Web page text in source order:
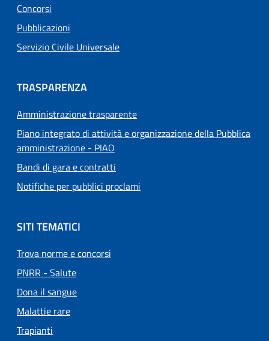
Concorsi
Pubblicazioni
Servizio Civile Universale
TRASPARENZA
Amministrazione trasparente
Piano integrato di attività e organizzazione della Pubblica
amministrazione - PIAO
Bandi di gara e contratti
Notifiche per pubblici proclami
SITI TEMATICI
Trova norme e concorsi
PNRR - Salute
Dona il sangue
Malattie rare
Trapianti